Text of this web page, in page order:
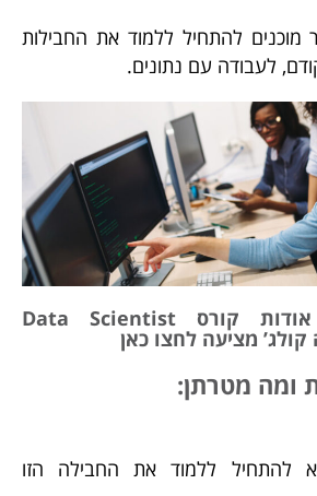
להתחיל ללמוד את החבילות
לעבודה עם נתונים.
לקבלת פרטים אודות קורס Data Scientist
מציעה לחצו כאן
ומה מטרתן:
להתחיל ללמוד את החבילה הזו